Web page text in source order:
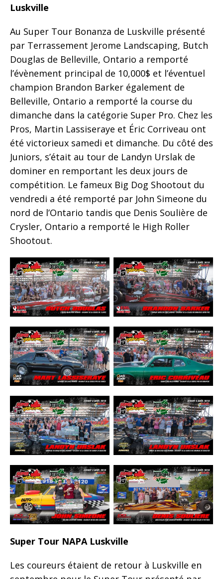
Luskville
Au Super Tour Bonanza de Luskville présenté
par Terrassement Jerome Landscaping, Butch
Douglas de Belleville, Ontario a remporté
l’évènement principal de 10,000$ et l’éventuel
champion Brandon Barker également de
Belleville, Ontario a remporté la course du
dimanche dans la catégorie Super Pro. Chez les
Pros, Martin Lassiseraye et Éric Corriveau ont
été victorieux samedi et dimanche. Du côté des
Juniors, s’était au tour de Landyn Urslak de
dominer en remportant les deux jours de
compétition. Le fameux Big Dog Shootout du
vendredi a été remporté par John Simeone du
nord de l’Ontario tandis que Denis Soulière de
Crysler, Ontario a remporté le High Roller
Shootout.
Super Tour NAPA Luskville
Les coureurs étaient de retour à Luskville en